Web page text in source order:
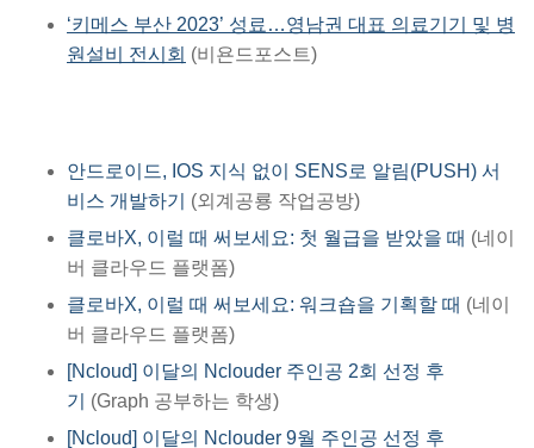
‘키메스 부산 2023’ 성료…영남권 대표 의료기기 및 병
원설비 전시회 (비욘드포스트)
안드로이드, IOS 지식 없이 SENS로 알림(PUSH) 서
비스 개발하기
(외계공룡 작업공방)
클로바X, 이럴 때 써보세요: 첫 월급을 받았을 때 (네이
버 클라우드 플랫폼)
클로바X, 이럴 때 써보세요: 워크숍을 기획할 때 (네이
버 클라우드 플랫폼)
[Ncloud] 이달의 Nclouder 주인공 2회 선정 후
기
(Graph 공부하는 학생)
[Ncloud] 이달의 Nclouder 9월 주인공 선정 후